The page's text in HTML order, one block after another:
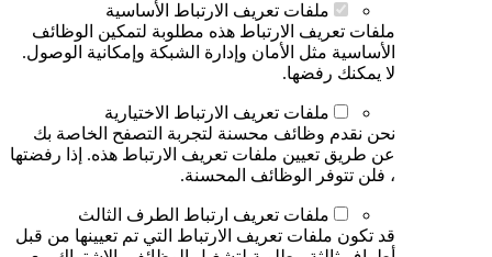
ملفات تعريف الارتباط الأساسية
ملفات تعريف الارتباط هذه مطلوبة لتمكين الوظائف
الأساسية مثل الأمان وإدارة الشبكة وإمكانية الوصول.
لا يمكنك رفضها.
ملفات تعريف الارتباط الاختيارية
نحن نقدم وظائف محسنة لتجربة التصفح الخاصة بك
عن طريق تعيين ملفات تعريف الارتباط هذه. إذا رفضتها
، فلن تتوفر الوظائف المحسنة.
ملفات تعريف ارتباط الطرف الثالث
قد تكون ملفات تعريف الارتباط التي تم تعيينها من قبل